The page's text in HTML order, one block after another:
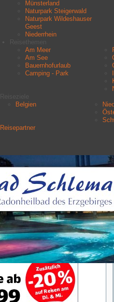
Münsterland
Naturpark Steigerwald
Naturpark Wildeshauser
Geest
Niederrhein
Am Meer
Am See
Bauernhofurlaub
Camping - Park
Belgien
Reisepartner
Urlaubsziele Ostsee